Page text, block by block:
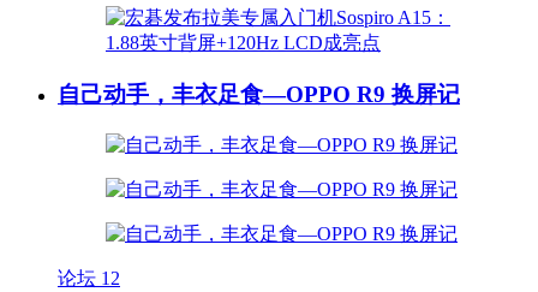
自己动手，丰衣足食—OPPO R9 换屏记
论坛 12